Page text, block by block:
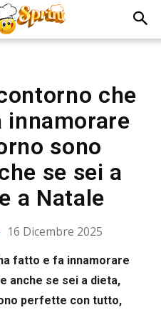
che
innamorare
sono
se sei a
a Natale
16 Dicembre 2025
fatto e fa innamorare
anche se sei a dieta,
perfette con tutto,